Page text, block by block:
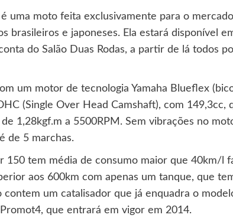
é uma moto feita exclusivamente para o
brasileiros e japoneses. Ela estará disponível
do Salão Duas Rodas, a partir de lá todos
um motor de tecnologia Yamaha Blueflex
(Single Over Head Camshaft), com 149,3cc,
1,28kgf.m a 5500RPM. Sem vibrações no
de 5 marchas.
150 tem média de consumo maior que 40km/l
aos 600km com apenas um tanque, que
contem um catalisador que já enquadra o
que entrará em vigor em 2014.